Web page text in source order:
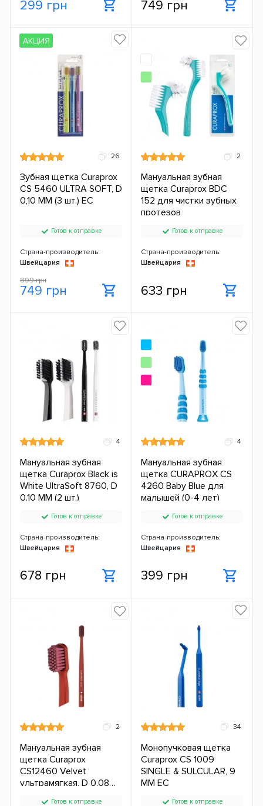
299 грн 749 грн
26
Зубная щетка Curaprox
CS 5460 ULTRA SOFT, D
0,10 ММ (3 шт.) ЕС
Готов к отправке
Страна-производитель:
Швейцария
899 грн
749 грн
АКЦИЯ
2
Мануальная зубная
щетка Curaprox BDC
152 для чистки зубных
протезов
Готов к отправке
Страна-производитель:
Швейцария
633 грн
4
Мануальная зубная
щетка Curaprox Black is
White UltraSoft 8760, D
0.10 MM (2 шт.)
Готов к отправке
Страна-производитель:
Швейцария
678 грн
4
Мануальная зубная
щетка CURAPROX CS
4260 Baby Blue для
малышей (0-4 лет)
Готов к отправке
Страна-производитель:
Швейцария
399 грн
2
Мануальная зубная
щетка Curaprox
CS12460 Velvet
ультрамягкая, D 0.08
Готов к отправке
34
Монопучковая щетка
Curaprox CS 1009
SINGLE & SULCULAR, 9
ММ ЕС
Готов к отправке